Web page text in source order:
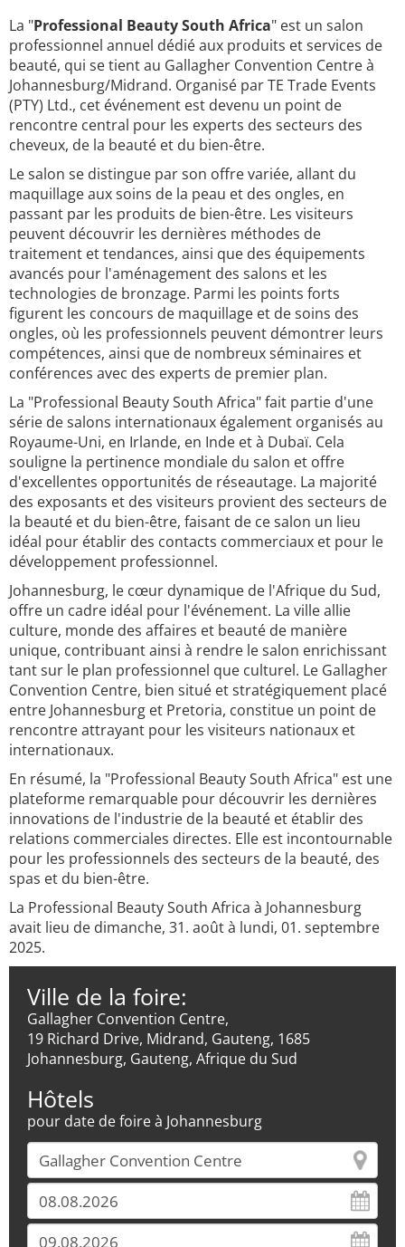
La "Professional Beauty South Africa" est un salon
professionnel annuel dédié aux produits et services de
beauté, qui se tient au Gallagher Convention Centre à
Johannesburg/Midrand. Organisé par TE Trade Events
(PTY) Ltd., cet événement est devenu un point de
rencontre central pour les experts des secteurs des
cheveux, de la beauté et du bien-être.
Le salon se distingue par son offre variée, allant du
maquillage aux soins de la peau et des ongles, en
passant par les produits de bien-être. Les visiteurs
peuvent découvrir les dernières méthodes de
traitement et tendances, ainsi que des équipements
avancés pour l'aménagement des salons et les
technologies de bronzage. Parmi les points forts
figurent les concours de maquillage et de soins des
ongles, où les professionnels peuvent démontrer leurs
compétences, ainsi que de nombreux séminaires et
conférences avec des experts de premier plan.
La "Professional Beauty South Africa" fait partie d'une
série de salons internationaux également organisés au
Royaume-Uni, en Irlande, en Inde et à Dubaï. Cela
souligne la pertinence mondiale du salon et offre
d'excellentes opportunités de réseautage. La majorité
des exposants et des visiteurs provient des secteurs de
la beauté et du bien-être, faisant de ce salon un lieu
idéal pour établir des contacts commerciaux et pour le
développement professionnel.
Johannesburg, le cœur dynamique de l'Afrique du Sud,
offre un cadre idéal pour l'événement. La ville allie
culture, monde des affaires et beauté de manière
unique, contribuant ainsi à rendre le salon enrichissant
tant sur le plan professionnel que culturel. Le Gallagher
Convention Centre, bien situé et stratégiquement placé
entre Johannesburg et Pretoria, constitue un point de
rencontre attrayant pour les visiteurs nationaux et
internationaux.
En résumé, la "Professional Beauty South Africa" est une
plateforme remarquable pour découvrir les dernières
innovations de l'industrie de la beauté et établir des
relations commerciales directes. Elle est incontournable
pour les professionnels des secteurs de la beauté, des
spas et du bien-être.
La Professional Beauty South Africa à Johannesburg
avait lieu de dimanche, 31. août à lundi, 01. septembre
2025.
Ville de la foire:
Gallagher Convention Centre,
19 Richard Drive, Midrand, Gauteng, 1685
Johannesburg, Gauteng, Afrique du Sud
Hôtels
pour date de foire à Johannesburg